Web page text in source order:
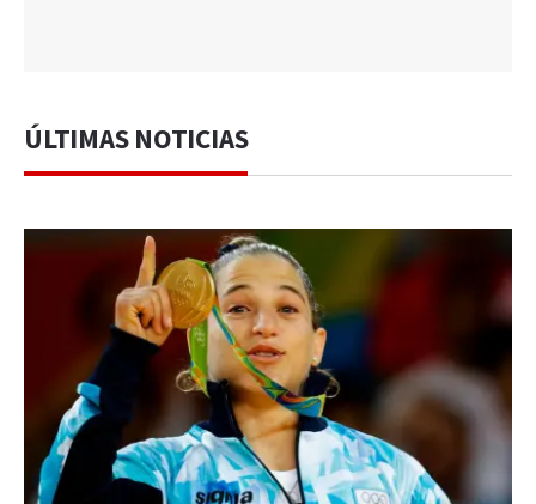
ÚLTIMAS NOTICIAS